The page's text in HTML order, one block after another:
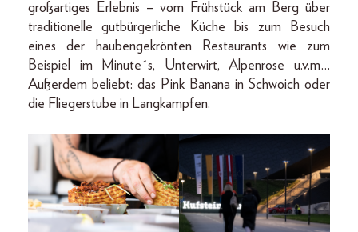
großartiges Erlebnis – vom Frühstück am Berg über
traditionelle gutbürgerliche Küche bis zum Besuch
eines der haubengekrönten Restaurants wie zum
Beispiel im Minute´s, Unterwirt, Alpenrose u.v.m…
Außerdem beliebt: das Pink Banana in Schwoich oder
die Fliegerstube in Langkampfen.